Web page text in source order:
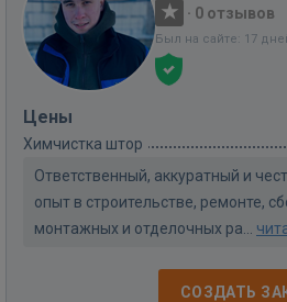
· 0 отзывов
Был на сайте: 17
Цены
Химчистка штор
Ответственный, аккуратный и
опыт в строительстве, ремонте,
монтажных и отделочных ра...
СОЗДАТЬ